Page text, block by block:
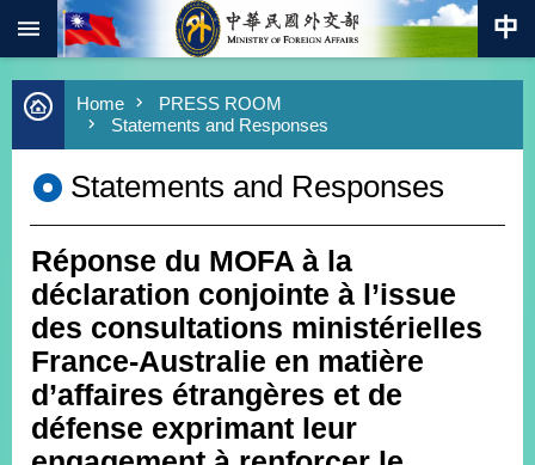
Skip to main content
Advanced
Search
Keywords
New
Policy
COVID-
19
HOME
SiteMap
ABOUT
Home
PRESS ROOM
Statements and Responses
Statements and Responses
Réponse du MOFA à la
déclaration conjointe à l’issue
des consultations ministérielles
France-Australie en matière
d’affaires étrangères et de
défense exprimant leur